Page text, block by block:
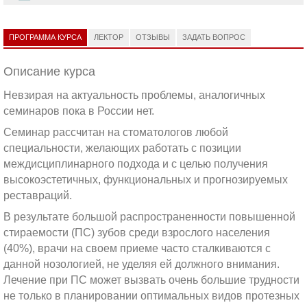
ПРОГРАММА КУРСА ЛЕКТОР ОТЗЫВЫ ЗАДАТЬ ВОПРОС
Описание курса
Невзирая на актуальность проблемы, аналогичных
семинаров пока в России нет.
Семинар рассчитан на стоматологов любой
специальности, желающих работать с позиции
междисциплинарного подхода и с целью получения
высокоэстетичных, функциональных и прогнозируемых
реставраций.
В результате большой распространенности повышенной
стираемости (ПС) зубов среди взрослого населения
(40%), врачи на своем приеме часто сталкиваются с
данной нозологией, не уделяя ей должного внимания.
Лечение при ПС может вызвать очень большие трудности
не только в планировании оптимальных видов протезных